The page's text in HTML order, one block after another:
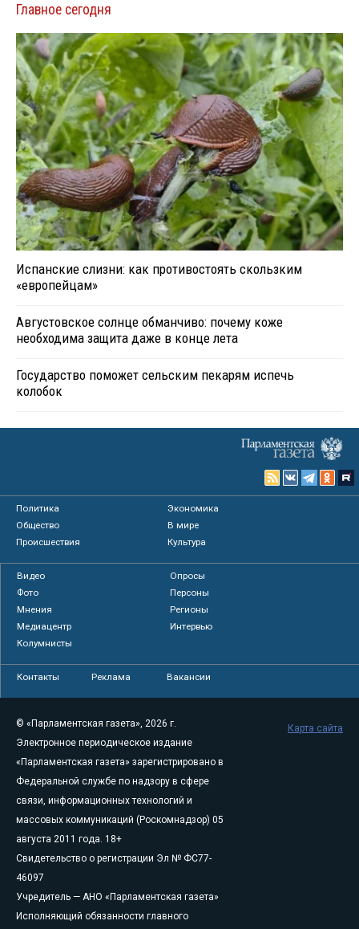
Главное сегодня
Испанские слизни: как противостоять скользким
«европейцам»
Августовское солнце обманчиво: почему коже
необходима защита даже в конце лета
Государство поможет сельским пекарям испечь
колобок
Политика
Экономика
Общество
В мире
Происшествия
Культура
Видео
Опросы
Фото
Персоны
Мнения
Регионы
Медиацентр
Интервью
Колумнисты
Контакты Реклама Вакансии
© «Парламентская газета», 2026 г.
Электронное периодическое издание
«Парламентская газета» зарегистрировано в
Федеральной службе по надзору в сфере
связи, информационных технологий и
массовых коммуникаций (Роскомнадзор) 05
августа 2011 года. 18+
Свидетельство о регистрации Эл № ФС77-
46097
Учредитель — АНО «Парламентская газета»
Исполняющий обязанности главного
Карта сайта